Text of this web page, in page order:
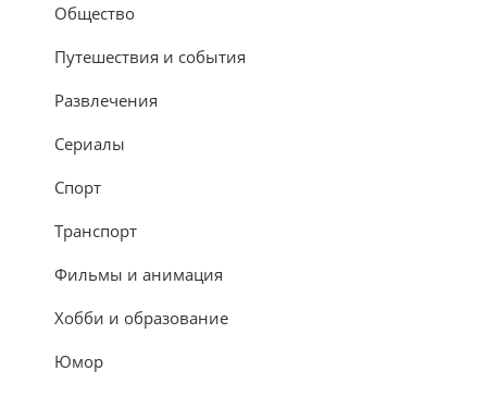
Общество
Путешествия и события
Развлечения
Сериалы
Спорт
Транспорт
Фильмы и анимация
Хобби и образование
Юмор